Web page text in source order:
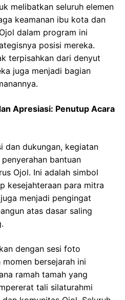
melibatkan seluruh elemen
keamanan ibu kota dan
dalam program ini
posisi mereka.
terpisahkan dari denyut
juga menjadi bagian
Apresiasi: Penutup Acara
dan dukungan, kegiatan
bantuan
Ojol. Ini adalah simbol
kesejahteraan para mitra
menjadi pengingat
atas dasar saling
dengan sesi foto
bersejarah ini
ramah tamah yang
tali silaturahmi